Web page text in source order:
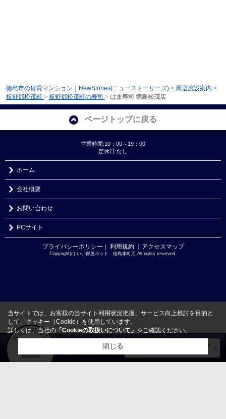
徳島市の賃貸マンション｜NewStories(ニューストーリーズ) > 周辺施設案内 >
板野郡松茂町 > 板野郡松茂町の寿司 > はま寿司 徳島松茂店
ページトップに戻る
営業時間:10：00～19：00
定休日:なし
ホーム
会社概要
お問い合わせ
PCサイト
プライバシーポリシー ｜ 利用規約 ｜アクセスマップ
Copyright(c) いい部屋ネット 徳島本町店 All rights reserved.
当サイトでは、お客様の当サイト利用状況把握、サービス向上検討を目的と
して、クッキー（Cookie）を使用しています。
詳しくは、当社の 「Cookieの取扱いについて」 をご確認ください。
閉じる